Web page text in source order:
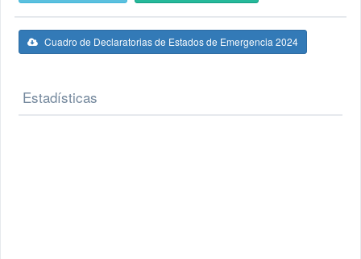
Cuadro de Declaratorias de Estados de Emergencia 2024
Estadísticas